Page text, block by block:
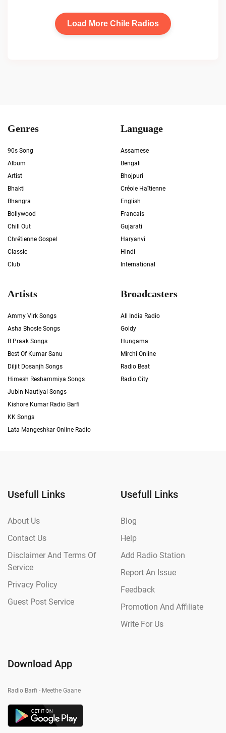
Load More Chile Radios
Genres
90s Song
Album
Artist
Bhakti
Bhangra
Bollywood
Chill Out
Chrétienne Gospel
Classic
Club
Language
Assamese
Bengali
Bhojpuri
Créole Haïtienne
English
Francais
Gujarati
Haryanvi
Hindi
International
Artists
Ammy Virk Songs
Asha Bhosle Songs
B Praak Songs
Best Of Kumar Sanu
Diljit Dosanjh Songs
Himesh Reshammiya Songs
Jubin Nautiyal Songs
Kishore Kumar Radio Barfi
KK Songs
Lata Mangeshkar Online Radio
Broadcasters
All India Radio
Goldy
Hungama
Mirchi Online
Radio Beat
Radio City
Usefull Links
About Us
Contact Us
Disclaimer And Terms Of
Service
Privacy Policy
Guest Post Service
Usefull Links
Blog
Help
Add Radio Station
Report An Issue
Feedback
Promotion And Affiliate
Write For Us
Download App
Radio Barfi - Meethe Gaane